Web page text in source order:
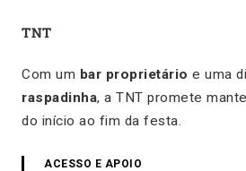
TNT
Com um bar proprietário e uma
raspadinha, a TNT promete
do início ao fim da festa.
ACESSO E APOIO